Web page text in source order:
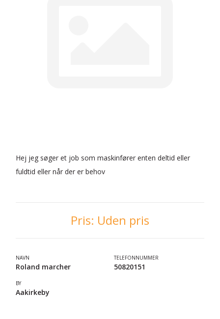
Hej jeg søger et job som maskinfører enten deltid eller
fuldtid eller når der er behov
Pris: Uden pris
NAVN
Roland marcher
TELEFONNUMMER
50820151
BY
Aakirkeby